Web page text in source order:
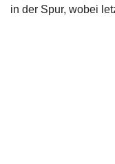
in der Spur, wobei